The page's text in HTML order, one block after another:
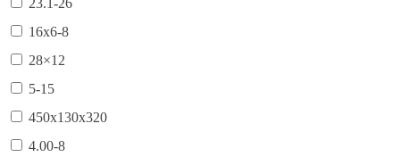
16х6-8
28×12
5-15
450х130х320
4.00-8